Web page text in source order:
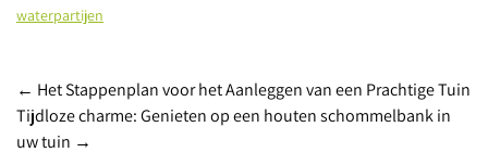
waterpartijen
Post
navigation
← Het Stappenplan voor het Aanleggen van een Prachtige Tuin
Tijdloze charme: Genieten op een houten schommelbank in
uw tuin →